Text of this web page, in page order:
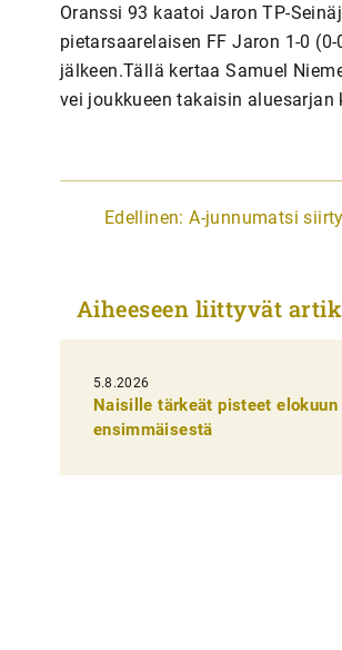
Oranssi 93 kaatoi Jaron TP-
pietarsaarelaisen FF Jaron 1-0
jälkeen.Tällä kertaa Samuel
vei joukkueen takaisin aluesarjan
A
i
k
e
Edellinen: A-junnumatsi
Aiheeseen liittyvät
5.8.2026
Naisille tärkeät pisteet elokuun
ensimmäisestä